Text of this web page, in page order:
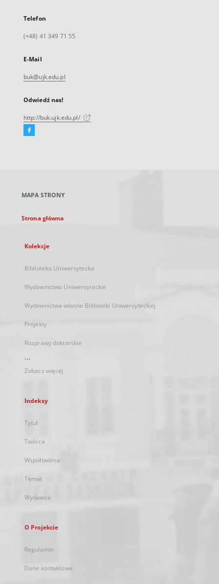
Telefon
(+48) 41 349 71 55
E-Mail
buk@ujk.edu.pl
Odwiedź nas!
http://buk.ujk.edu.pl/
Facebook
karcie
MAPA STRONY
Strona główna
Kolekcje
Biblioteka Uniwersytecka
Wydawnictwo Uniwersyteckie
Wydawnictwa własne Biblioteki Uniwersyteckiej
Projekty
Rozprawy doktorskie
...
Zobacz więcej
Indeksy
Tytuł
Twórca
Współtwórca
Temat
Wydawca
O Projekcie
Regulamin
Dane kontaktowe